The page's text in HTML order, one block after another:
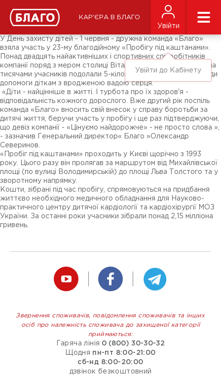
КАР'ЄРА В БЛАГО
Увійти
Увійти до Кабінету
ЗМІ про нас
Підписники соц-мереж
Ярмарки
У День захисту дітей - 1 червня - дружна команда «Благо»
взяла участь у 23-му благодійному «Пробігу під каштанами».
Понад двадцять найактивніших і спортивних співробітників
компанії поряд з мером столиці Віталієм Кличком і ще шістьма
тисячами учасників подолали 5-кілометровий маршрут заради
допомоги діткам з вродженою вадою серця.
«Діти - найцінніше в житті. І турбота про їх здоров'я -
відповідальність кожного дорослого. Вже другий рік поспіль
команда «Благо» вносить свій внесок у справу боротьби за
дитячі життя, беручи участь у пробігу і ще раз підтверджуючи,
що девіз компанії - «Цінуємо найдорожче» - не просто слова »,
- зазначив Генеральний директор« Благо »Олександр
Северинов.
«Пробіг під каштанами» проходить у Києві щорічно з 1993
року. Цього разу він пролягав за маршрутом від Михайлівської
площі (по вулиці Володимирській) до площі Льва Толстого та у
зворотному напрямку.
Кошти, зібрані під час пробігу, спрямовуються на придбання
життєво необхідного медичного обладнання для Науково-
практичного центру дитячої кардіології та кардіохірургії МОЗ
України. За останні роки учасники зібрали понад 2,15 мілліона
гривень.
Звернення споживачів, повідомлення споживачів та інших
осіб про належність споживача до захищеної категорії
приймаються:
Гаряча лінія 0 (800) 30-30-32
Щодня пн-пт 8:00-21:00
сб-нд 8:00-20:00
дзвінок безкоштовний